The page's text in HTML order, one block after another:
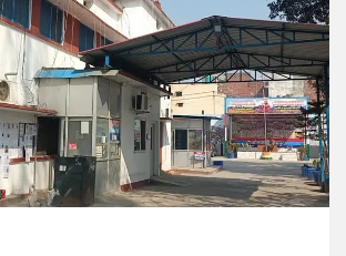
से पूर्व, उत्तराखण्ड ने वैश्विक स्तर पर संस्कृत के प्रसार